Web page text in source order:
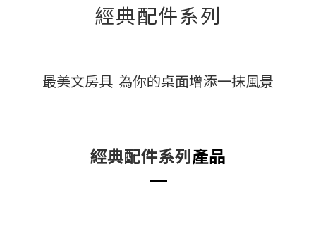
經典配件系列
最美文房具 為你的桌面增添一抹風景
經典配件系列產品